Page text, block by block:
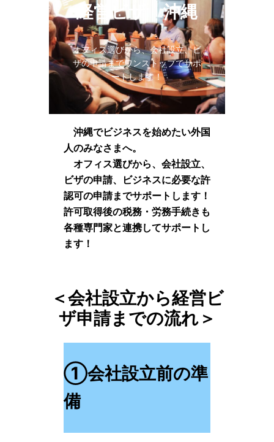
経営ビザ 沖縄
オフィス選びから、会社設立、ビ
ザの申請までワンストップでサポ
ートします！
沖縄でビジネスを始めたい外国
人のみなさまへ。
オフィス選びから、会社設立、
ビザの申請、ビジネスに必要な許
認可の申請までサポートします！
許可取得後の税務・労務手続きも
各種専門家と連携してサポートし
ます！
＜会社設立から経営ビ
ザ申請までの流れ＞
①会社設立前の準
備